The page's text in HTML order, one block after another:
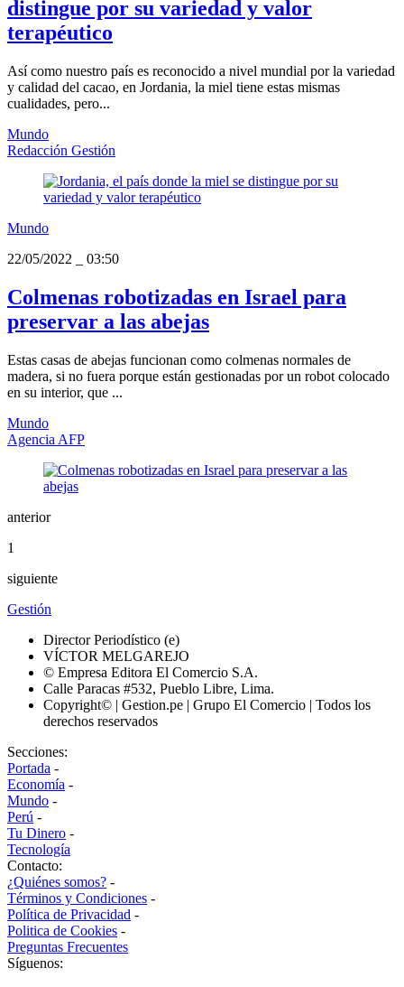
distingue por su variedad y valor
terapéutico
Así como nuestro país es reconocido a nivel mundial por la variedad
y calidad del cacao, en Jordania, la miel tiene estas mismas
cualidades, pero...
Mundo
Redacción Gestión
Mundo
22/05/2022
03:50
Colmenas robotizadas en Israel para
preservar a las abejas
Estas casas de abejas funcionan como colmenas normales de
madera, si no fuera porque están gestionadas por un robot colocado
en su interior, que ...
Mundo
Agencia AFP
anterior
1
siguiente
Gestión
Director Periodístico (e)
VÍCTOR MELGAREJO
© Empresa Editora El Comercio S.A.
Calle Paracas #532, Pueblo Libre, Lima.
Copyright© | Gestion.pe | Grupo El Comercio | Todos los
derechos reservados
Secciones:
Portada -
Economía -
Mundo -
Perú -
Tu Dinero -
Tecnología
Contacto:
¿Quiénes somos? -
Términos y Condiciones -
Política de Privacidad -
Politica de Cookies -
Preguntas Frecuentes
Síguenos: